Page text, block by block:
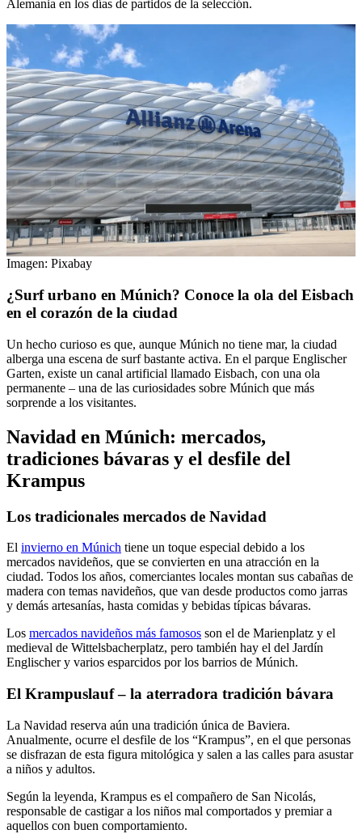
Alemania en los días de partidos de la selección.
Imagen: Pixabay
¿Surf urbano en Múnich? Conoce la ola del Eisbach
en el corazón de la ciudad
Un hecho curioso es que, aunque Múnich no tiene mar, la ciudad
alberga una escena de surf bastante activa. En el parque Englischer
Garten, existe un canal artificial llamado Eisbach, con una ola
permanente – una de las curiosidades sobre Múnich que más
sorprende a los visitantes.
Navidad en Múnich: mercados,
tradiciones bávaras y el desfile del
Krampus
Los tradicionales mercados de Navidad
El invierno en Múnich tiene un toque especial debido a los
mercados navideños, que se convierten en una atracción en la
ciudad. Todos los años, comerciantes locales montan sus cabañas de
madera con temas navideños, que van desde productos como jarras
y demás artesanías, hasta comidas y bebidas típicas bávaras.
Los mercados navideños más famosos son el de Marienplatz y el
medieval de Wittelsbacherplatz, pero también hay el del Jardín
Englischer y varios esparcidos por los barrios de Múnich.
El Krampuslauf – la aterradora tradición bávara
La Navidad reserva aún una tradición única de Baviera.
Anualmente, ocurre el desfile de los “Krampus”, en el que personas
se disfrazan de esta figura mitológica y salen a las calles para asustar
a niños y adultos.
Según la leyenda, Krampus es el compañero de San Nicolás,
responsable de castigar a los niños mal comportados y premiar a
aquellos con buen comportamiento.